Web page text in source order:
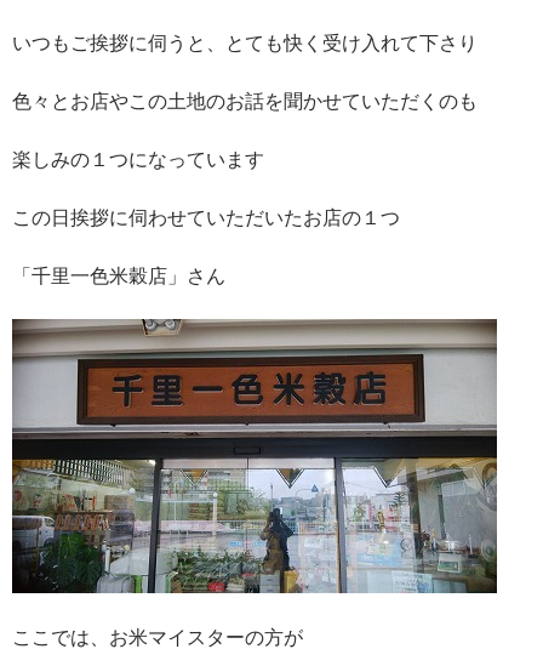
いつもご挨拶に伺うと、とても快く受け入れて下さり
色々とお店やこの土地のお話を聞かせていただくのも
楽しみの１つになっています
この日挨拶に伺わせていただいたお店の１つ
「千里一色米穀店」さん
ここでは、お米マイスターの方が